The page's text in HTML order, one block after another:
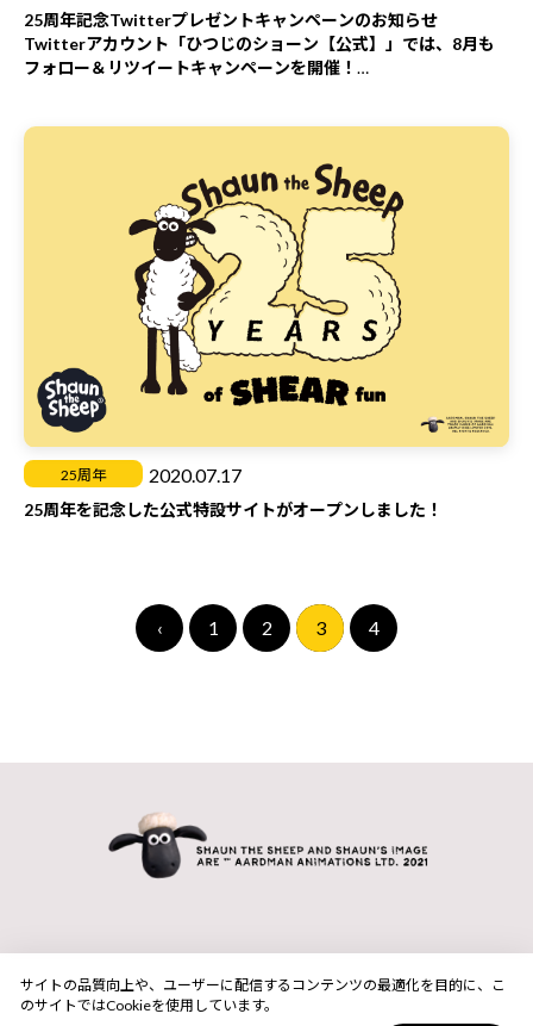
＜当選者発表＞
・応募締め切り後、厳正な抽選のうえ、当選者を決定いたしま
す。あらかじめ、ご了承ください。
・当選者の発表は、当選された方へのご連絡を以て代えさせてい
・当選された方には、ご応募いただいたアカウントへのTwitter
ダイレクトメッセージにて、当選のお知らせをお送りいたしま
す。アカウントを必ずフォローしていただきますよう、お願いい
ご連絡は10月下旬を予定しております。ひつじのショーン【公
式】からのダイレクトメッセージをご確認のうえ、記載の方法に
て期限内にご返信くださいますようお願いします。
・期限内にご返信がない場合は、当選を無効とさせていただきま
す。あらかじめ、ご了承ください。
・宛先が不明（ご入力の不備による場合を含む）などの理由で、
賞品をお受け取りいただけない場合は、当選を無効とさせていた
だきます。あらかじめ、ご了承ください。
・賞品の発送先は、日本国内に限らせていただきます。
ト、複数のアカウント等）、そのアカウントからの応募、および
そのアカウントに関する当選の権利等を無効とさせていただく場
合がございます。 以下のような投稿は行わないでください。
を目的とする内容
・ご当選者の個人情報はプレゼントの発送、およびご連絡のため
にのみ利用させていただきます。
ひつじのショーン【公式】に関する個人情報の取扱いについて
は、
株式会社東北新社の個人情報基本方針に準拠しています。
25周年記念Twitterプレゼントキャンペーンのお知らせ
Twitterアカウント「ひつじのショーン【公式】」では、8月も
フォロー＆リツイートキャンペーンを開催！
イートしてくれた方の中から、
抽選で5名様に「ひつじのショーン グラス（アイトー）1個」を
キャンペーンの開催期間は、8月10日（月）～8月16日（日）。
ぜひTwitterをチェックしてくださいね！
キャンペーンの参加方法は、こちら！
（1）Twitterで、 ひつじのショーン【公式】（@aardman_jp）
フォローしよう！
（2）8月10日（月）に投稿される、キャンペーンに関するツイ
ートをリツイートしよう！
（3）フォロー&リツイートしてくれた方の中から抽選で5名様に
プレゼント！
ひつじのショーン【公式】（@aardman_jp）
＜プレゼント＞
※種類はお選びいただけません。
＜応募規約＞
ひつじのショーン【公式】が、Twitterを活用して実施するプレ
本キャンペーンに関するツイートをリツイートされた場合には、
本規約に同意いただいたものと見なします。
・プログラムによる自動投稿、データ操作等で弊社が不正と判断
25周年 2020.07.17
25周年を記念した公式特設サイトがオープンしました！
‹ 1 2 3 4
サイトの品質向上や、ユーザーに配信するコンテンツの最適化を目的に、こ
のサイトではCookieを使用しています。